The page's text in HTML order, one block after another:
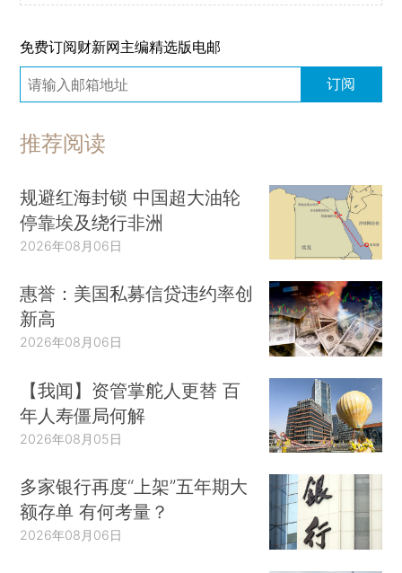
免费订阅财新网主编精选版电邮
订阅
推荐阅读
规避红海封锁 中国超大油轮
停靠埃及绕行非洲
2026年08月06日
惠誉：美国私募信贷违约率创
新高
2026年08月06日
【我闻】资管掌舵人更替 百
年人寿僵局何解
2026年08月05日
多家银行再度“上架”五年期大
额存单 有何考量？
2026年08月06日